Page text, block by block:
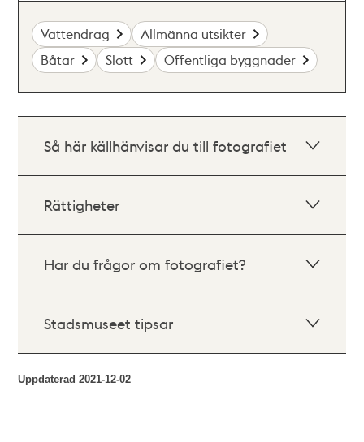
Vattendrag
Allmänna utsikter
Båtar
Slott Offentliga byggnader
Så här källhänvisar du till fotografiet
Rättigheter
Har du frågor om fotografiet?
Stadsmuseet tipsar
Uppdaterad2021-12-02